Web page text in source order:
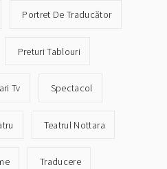
Portret De Traducător
Preturi Tablouri
Tv Spectacol
Teatrul Nottara
Traducere